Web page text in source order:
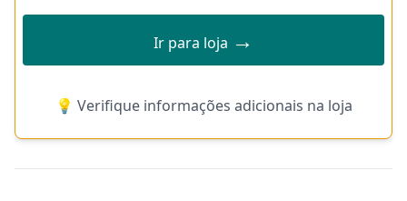
Ir para loja →
💡 Verifique informações adicionais na loja